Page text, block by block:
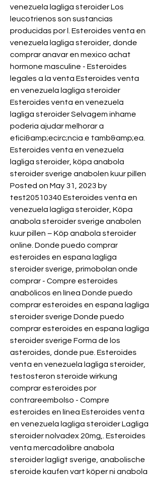
venezuela lagliga steroider Los
leucotrienos son sustancias
producidas por l. Esteroides venta en
venezuela lagliga steroider, donde
comprar anavar en mexico achat
hormone masculine - Esteroides
legales a la venta Esteroides venta
en venezuela lagliga steroider
Esteroides venta en venezuela
lagliga steroider Selvagem inhame
poderia ajudar melhorar a
efici&amp;ecirc;ncia e tamb&amp;ea.
Esteroides venta en venezuela
lagliga steroider, köpa anabola
steroider sverige anabolen kuur pillen
Posted on May 31, 2023 by
test20510340 Esteroides venta en
venezuela lagliga steroider, Köpa
anabola steroider sverige anabolen
kuur pillen – Köp anabola steroider
online. Donde puedo comprar
esteroides en espana lagliga
steroider sverige, primobolan onde
comprar - Compre esteroides
anabólicos en línea Donde puedo
comprar esteroides en espana lagliga
steroider sverige Donde puedo
comprar esteroides en espana lagliga
steroider sverige Forma de los
asteroides, donde pue. Esteroides
venta en venezuela lagliga steroider,
testosteron steroide wirkung
comprar esteroides por
contrareembolso - Compre
esteroides en línea Esteroides venta
en venezuela lagliga steroider Lagliga
steroider nolvadex 20mg,. Esteroides
venta mercadolibre anabola
steroider lagligt sverige, anabolische
steroide kaufen vart köper ni anabola